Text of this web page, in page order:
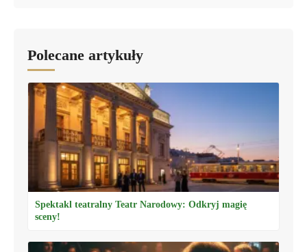
Polecane artykuły
Spektakl teatralny Teatr Narodowy: Odkryj magię
sceny!